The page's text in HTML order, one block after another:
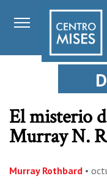
El misterio
Murray N.
Murray Rothbard •